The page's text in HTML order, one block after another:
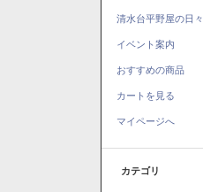
清水台平野屋の日々
イベント案内
おすすめの商品
カートを見る
マイページへ
カテゴリ